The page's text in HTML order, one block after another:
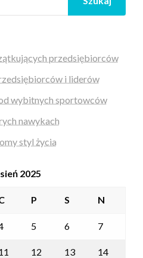
przedsiębiorców
i liderów
wybitnych sportowców
nawykach
styl życia
2025
P S N
5 6 7
12 13 14